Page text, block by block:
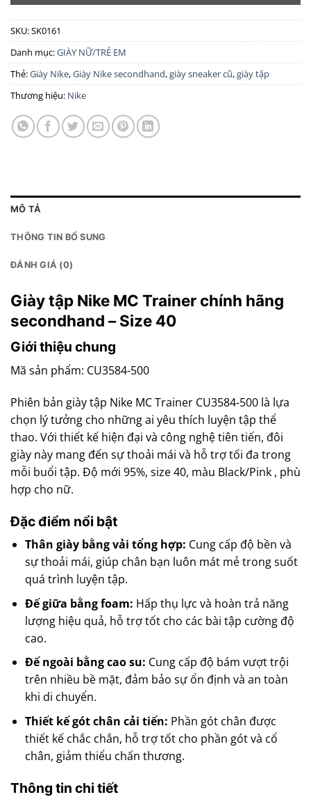
SKU:SK0161
Danh mục:GIÀY NỮ/TRẺ EM
Thẻ:Giày Nike,Giày Nike secondhand,giày sneaker cũ,giày tập
Thương hiệu: Nike
MÔ TẢ
THÔNG TIN BỔ SUNG
ĐÁNH GIÁ (0)
Giày tập Nike MC Trainer chính hãng
secondhand – Size 40
Giới thiệu chung
Mã sản phẩm: CU3584-500
Phiên bản giày tập Nike MC Trainer CU3584-500 là lựa
chọn lý tưởng cho những ai yêu thích luyện tập thể
thao. Với thiết kế hiện đại và công nghệ tiên tiến, đôi
giày này mang đến sự thoải mái và hỗ trợ tối đa trong
mỗi buổi tập. Độ mới 95%, size 40, màu Black/Pink , phù
hợp cho nữ.
Đặc điểm nổi bật
Thân giày bằng vải tổng hợp: Cung cấp độ bền và
sự thoải mái, giúp chân bạn luôn mát mẻ trong suốt
quá trình luyện tập.
Đế giữa bằng foam: Hấp thụ lực và hoàn trả năng
lượng hiệu quả, hỗ trợ tốt cho các bài tập cường độ
cao.
Đế ngoài bằng cao su: Cung cấp độ bám vượt trội
trên nhiều bề mặt, đảm bảo sự ổn định và an toàn
khi di chuyển.
Thiết kế gót chân cải tiến: Phần gót chân được
thiết kế chắc chắn, hỗ trợ tốt cho phần gót và cổ
chân, giảm thiểu chấn thương.
Thông tin chi tiết